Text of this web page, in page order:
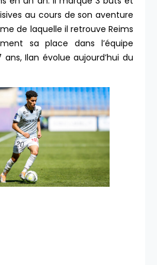
au cours de son aventure
de laquelle il retrouve Reims
sa place dans l’équipe
ans, Ilan évolue aujourd’hui du